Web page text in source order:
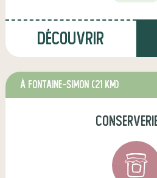
Découvrir
à Fontaine-Simon (21 km)